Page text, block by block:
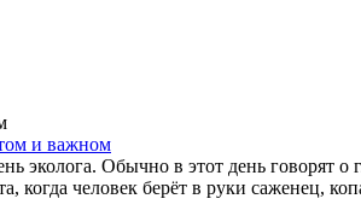
и важном
эколога. Обычно в этот день говорят о
когда человек берёт в руки саженец,